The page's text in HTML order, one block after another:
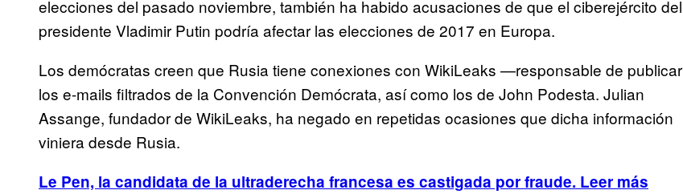
elecciones del pasado noviembre, también ha habido acusaciones de que el ciberejército del
presidente Vladimir Putin podría afectar las elecciones de 2017 en Europa.
Los demócratas creen que Rusia tiene conexiones con WikiLeaks —responsable de publicar
los e-mails filtrados de la Convención Demócrata, así como los de John Podesta. Julian
Assange, fundador de WikiLeaks, ha negado en repetidas ocasiones que dicha información
viniera desde Rusia.
Le Pen, la candidata de la ultraderecha francesa es castigada por fraude. Leer más